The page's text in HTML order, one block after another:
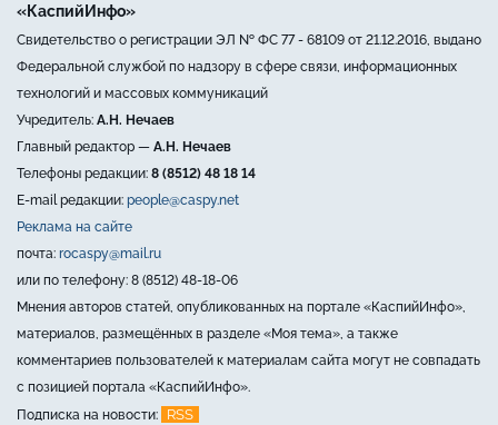
«КаспийИнфо»
Свидетельство о регистрации ЭЛ № ФС 77 - 68109 от 21.12.2016, выдано
Федеральной службой по надзору в сфере связи, информационных
технологий и массовых коммуникаций
Учредитель: А.Н. Нечаев
Главный редактор — А.Н. Нечаев
Телефоны редакции: 8 (8512) 48 18 14
E-mail редакции: people@caspy.net
Реклама на сайте
почта: rocaspy@mail.ru
или по телефону: 8 (8512) 48-18-06
Мнения авторов статей, опубликованных на портале «КаспийИнфо»,
материалов, размещённых в разделе «Моя тема», а также
комментариев пользователей к материалам сайта могут не совпадать
с позицией портала «КаспийИнфо».
Подписка на новости:
RSS